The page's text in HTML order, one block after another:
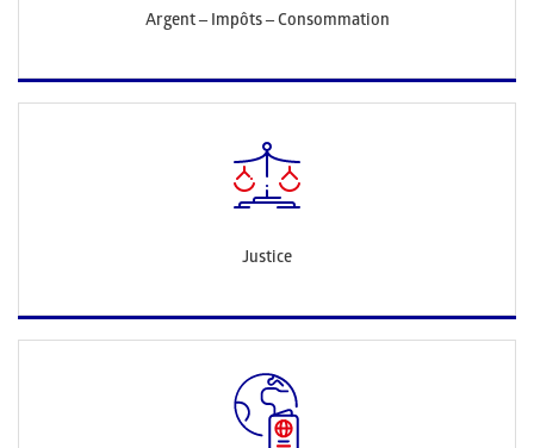
Argent – Impôts – Consommation
Justice